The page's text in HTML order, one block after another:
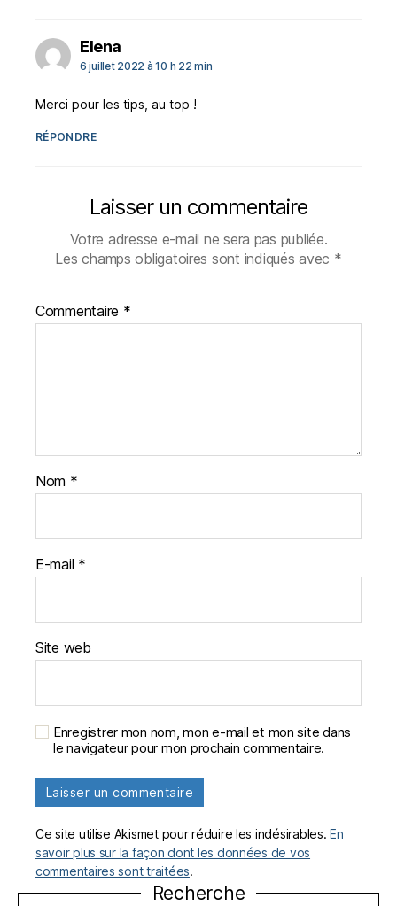
Elenadit :
6 juillet 2022 à 10 h 22 min
Merci pour les tips, au top !
RÉPONDRE
Laisser un commentaire
Votre adresse e-mail ne sera pas publiée.
Les champs obligatoires sont indiqués avec *
Commentaire *
Nom *
E-mail *
Site web
Enregistrer mon nom, mon e-mail et mon site dans
le navigateur pour mon prochain commentaire.
Ce site utilise Akismet pour réduire les indésirables.En
savoir plus sur la façon dont les données de vos
commentaires sont traitées.
Recherche